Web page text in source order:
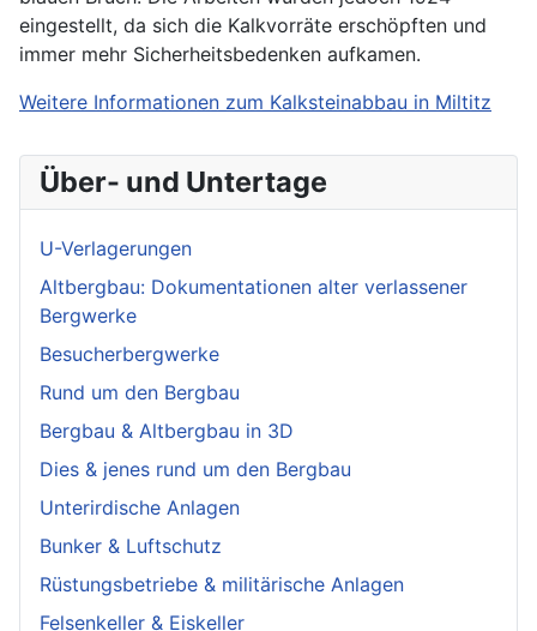
eingestellt, da sich die Kalkvorräte erschöpften und
immer mehr Sicherheitsbedenken aufkamen.
Weitere Informationen zum Kalksteinabbau in Miltitz
Über- und Untertage
U-Verlagerungen
Altbergbau: Dokumentationen alter verlassener
Bergwerke
Besucherbergwerke
Rund um den Bergbau
Bergbau & Altbergbau in 3D
Dies & jenes rund um den Bergbau
Unterirdische Anlagen
Bunker & Luftschutz
Rüstungsbetriebe & militärische Anlagen
Felsenkeller & Eiskeller